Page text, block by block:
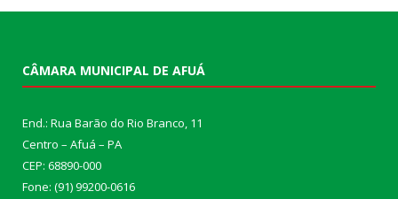
CÂMARA MUNICIPAL DE AFUÁ
End.: Rua Barão do Rio Branco, 11
Centro – Afuá – PA
CEP: 68890-000
Fone: (91) 99200-0616